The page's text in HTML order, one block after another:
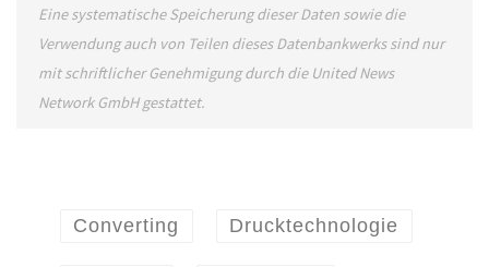
Eine systematische Speicherung dieser Daten sowie die
Verwendung auch von Teilen dieses Datenbankwerks sind nur
mit schriftlicher Genehmigung durch die United News
Network GmbH gestattet.
Converting Drucktechnologie